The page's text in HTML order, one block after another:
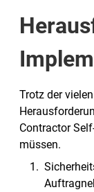
Trotz der
Contractor
müssen.